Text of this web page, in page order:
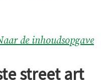
de inhoudsopgave
street art